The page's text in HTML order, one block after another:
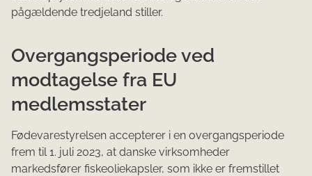
pågældende tredjeland stiller.
Overgangsperiode ved
modtagelse fra EU
medlemsstater
Fødevarestyrelsen accepterer i en overgangsperiode
frem til 1. juli 2023, at danske virksomheder
markedsfører fiskeoliekapsler, som ikke er fremstillet